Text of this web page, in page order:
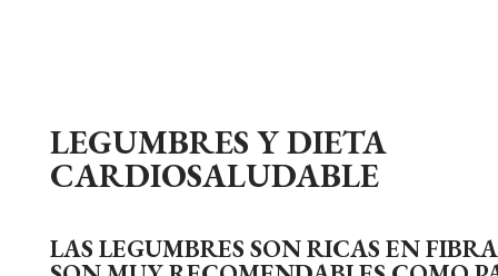
LEGUMBRES Y DIETA
CARDIOSALUDABLE
LAS LEGUMBRES SON RICAS EN